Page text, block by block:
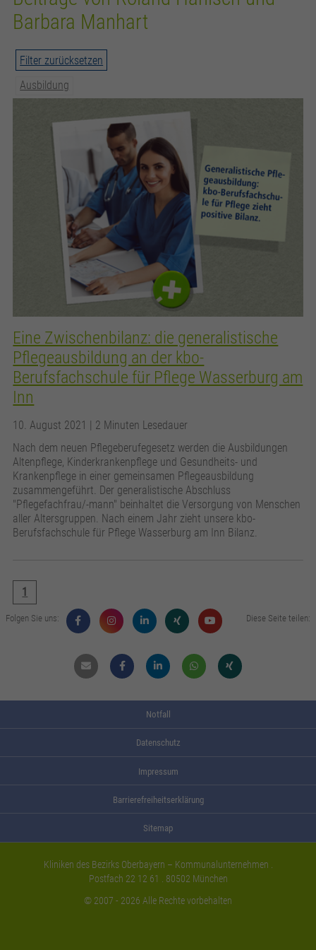
Barbara Manhart
Filter zurücksetzen
Ausbildung
Eine Zwischenbilanz: die generalistische
Pflegeausbildung an der kbo-
Berufsfachschule für Pflege Wasserburg am
Inn
10. August 2021
| 2 Minuten Lesedauer
Nach dem neuen Pflegeberufegesetz werden die Ausbildungen
Altenpflege, Kinderkrankenpflege und Gesundheits- und
Krankenpflege in einer gemeinsamen Pflegeausbildung
zusammengeführt. Der generalistische Abschluss
"Pflegefachfrau/-mann" beinhaltet die Versorgung von Menschen
aller Altersgruppen. Nach einem Jahr zieht unsere kbo-
Berufsfachschule für Pflege Wasserburg am Inn Bilanz.
1
Folgen Sie uns: Diese Seite teilen:
Mail FacebookLinkdin WhatsappXing
Notfall
Datenschutz
Impressum
Barrierefreiheitserklärung
Sitemap
Kliniken des Bezirks Oberbayern – Kommunalunternehmen .
Postfach 22 12 61 . 80502 München
© 2007 - 2026 Alle Rechte vorbehalten
Zweck Speichert die Kontrasteinstellung der Webseite.
zusätzliche Informationen anzubieten.